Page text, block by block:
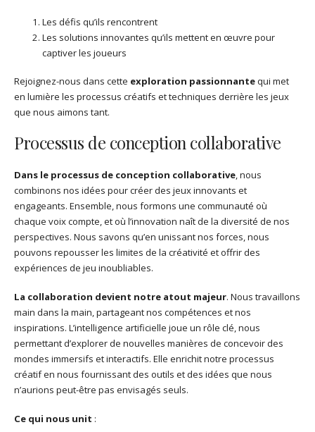
Les défis qu’ils rencontrent
Les solutions innovantes qu’ils mettent en œuvre pour
captiver les joueurs
Rejoignez-nous dans cette exploration passionnantequi met
en lumière les processus créatifs et techniques derrière les jeux
que nous aimons tant.
Processus de conception collaborative
Dans le processus de conception collaborative, nous
combinons nos idées pour créer des jeux innovants et
engageants. Ensemble, nous formons une communauté où
chaque voix compte, et où l’innovation naît de la diversité de nos
perspectives. Nous savons qu’en unissant nos forces, nous
pouvons repousser les limites de la créativité et offrir des
expériences de jeu inoubliables.
La collaboration devient notre atout majeur. Nous travaillons
main dans la main, partageant nos compétences et nos
inspirations. L’intelligence artificielle joue un rôle clé, nous
permettant d’explorer de nouvelles manières de concevoir des
mondes immersifs et interactifs. Elle enrichit notre processus
créatif en nous fournissant des outils et des idées que nous
n’aurions peut-être pas envisagés seuls.
Ce qui nous unit :